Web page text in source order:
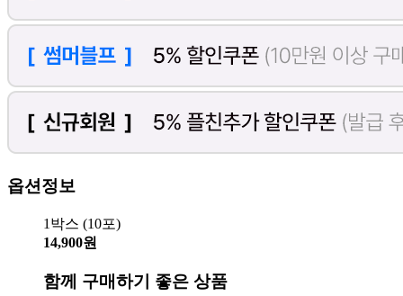
옵션정보
1박스 (10포)
14,900원
함께 구매하기 좋은 상품